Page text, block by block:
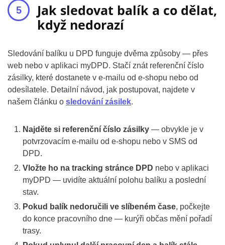
Jak sledovat balík a co dělat,
když nedorazí
Sledování balíku u DPD funguje dvěma způsoby — přes
web nebo v aplikaci myDPD. Stačí znát referenční číslo
zásilky, které dostanete v e-mailu od e-shopu nebo od
odesílatele. Detailní návod, jak postupovat, najdete v
našem článku o sledování zásilek.
Najděte si referenční číslo zásilky — obvykle je v
potvrzovacím e-mailu od e-shopu nebo v SMS od
DPD.
Vložte ho na tracking stránce DPD nebo v aplikaci
myDPD — uvidíte aktuální polohu balíku a poslední
stav.
Pokud balík nedoručili ve slíbeném čase, počkejte
do konce pracovního dne — kurýři občas mění pořadí
trasy.